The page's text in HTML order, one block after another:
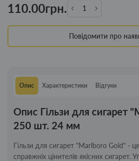
110.00грн.
Повідомити про
Опис Характеристики Відгуки
Опис Гільзи для сигарет
250 шт. 24 мм
Гільзи для сигарет "Marlboro Gold" -
справжніх цінителів якісних сигарет.